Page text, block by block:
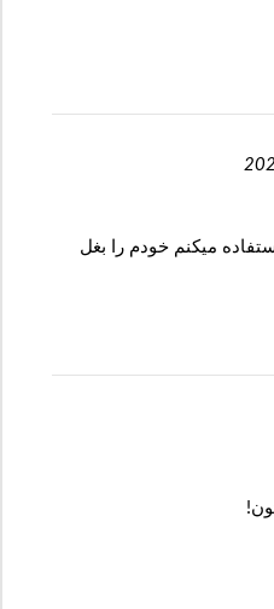
میکنم خودم را بغل